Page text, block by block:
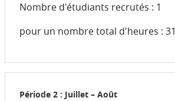
Nombre d'étudiants recrutés : 1
pour un nombre total d'heures : 31
Période 2 : Juillet – Août